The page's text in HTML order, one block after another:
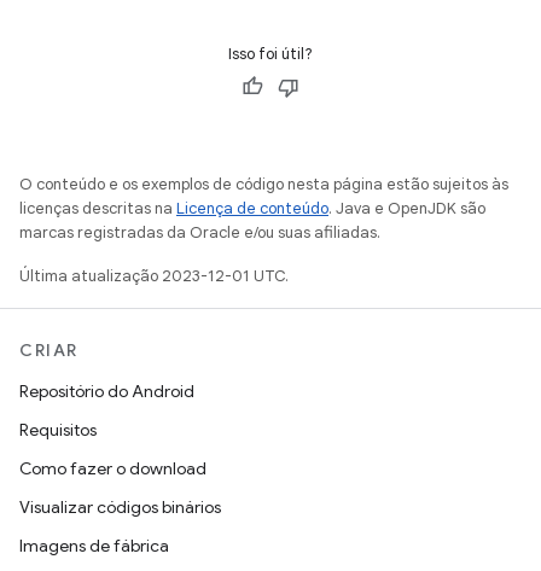
Isso foi útil?
O conteúdo e os exemplos de código nesta página estão sujeitos às
licenças descritas na Licença de conteúdo. Java e OpenJDK são
marcas registradas da Oracle e/ou suas afiliadas.
Última atualização 2023-12-01 UTC.
CRIAR
Repositório do Android
Requisitos
Como fazer o download
Visualizar códigos binários
Imagens de fábrica